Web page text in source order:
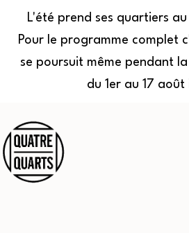
L'été prend ses quartiers
Pour le programme complet
se poursuit même pendant
du 1er au 17 août
au
contenu